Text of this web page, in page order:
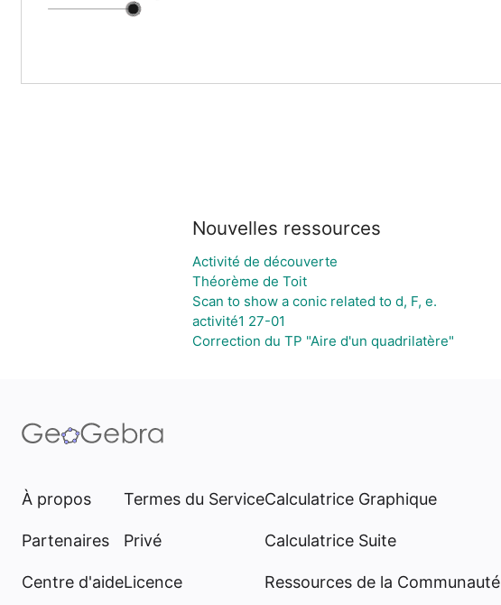
Nouvelles ressources
Activité de découverte
Théorème de Toit
Scan to show a conic related to d, F, e.
activité1 27-01
Correction du TP "Aire d'un quadrilatère"
À propos
Partenaires
Centre d'aide
Termes du Service
Privé
Licence
Calculatrice Graphique
Calculatrice Suite
Ressources de la Communauté